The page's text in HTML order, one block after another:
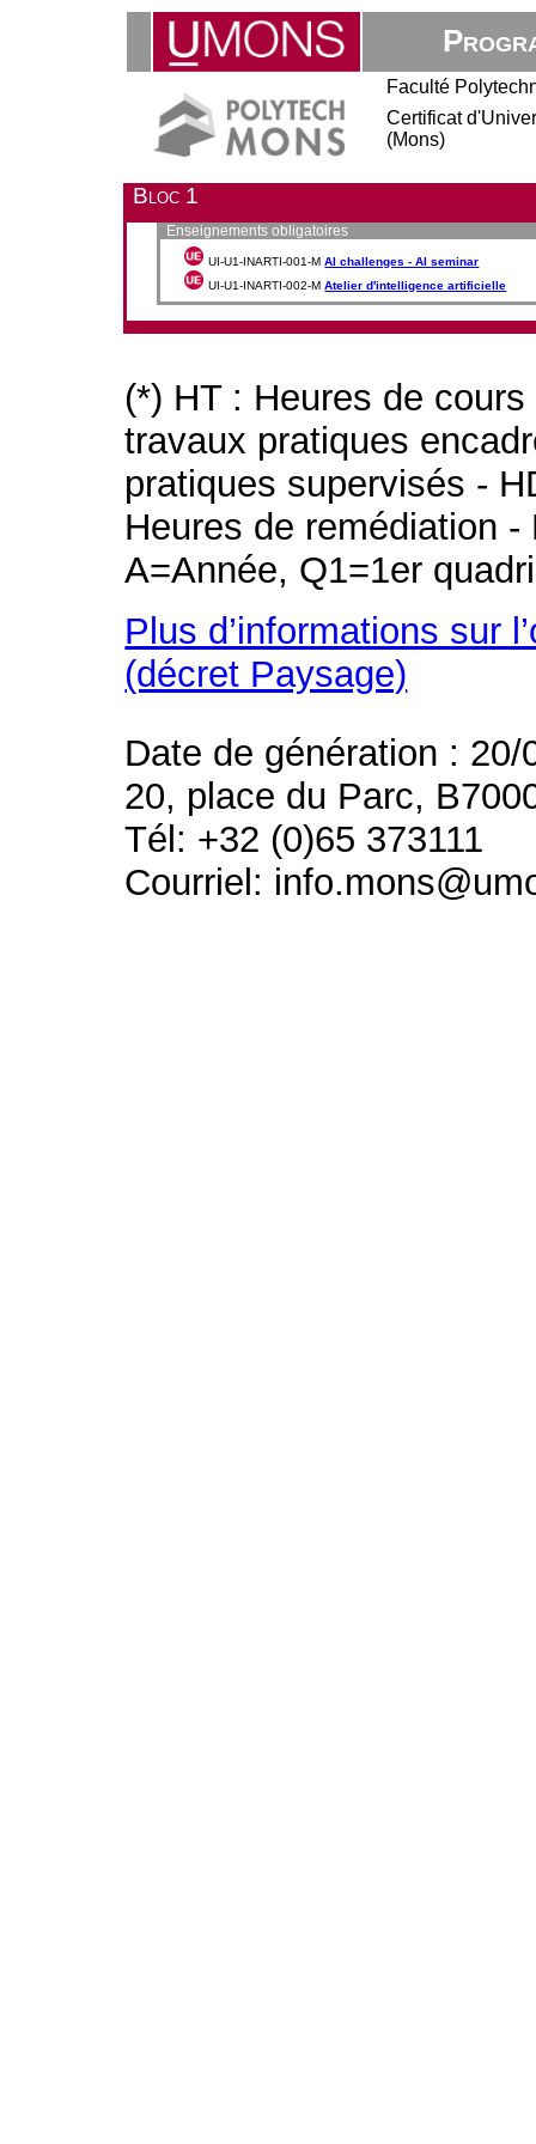
Faculté
Certificat
(Mons)
Bloc 1
Enseignements obligatoires
UI-U1-INARTI-001-MAI challenges - AI seminar
UI-U1-INARTI-002-MAtelier d'intelligence artificielle
(*) HT : Heures de
travaux pratiques
pratiques supervisés -
Heures de remédiation
A=Année, Q1=1er
Plus d’informations sur
(décret Paysage)
Date de génération : 20/
20, place du Parc,
Tél: +32 (0)65 373111
Courriel: